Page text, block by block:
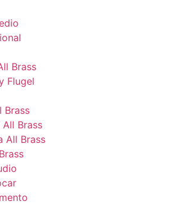
Brass
Flugel
Brass
Brass
All Brass